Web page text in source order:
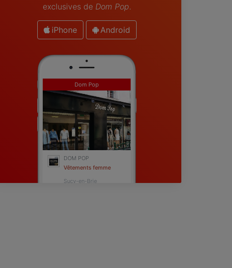
exclusives de Dom Pop.
iPhone Android
Dom Pop
DOM POP
Vêtements femme
Sucy-en-Brie